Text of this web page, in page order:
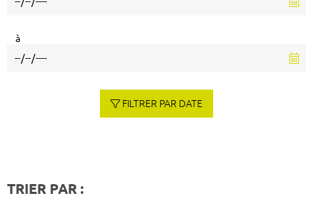
à
FILTRER PAR DATE
TRIER PAR :